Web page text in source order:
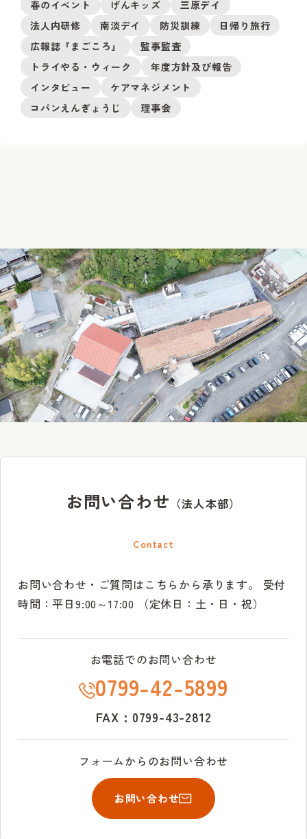
春のイベント
げんキッズ
三原デイ
法人内研修
南淡デイ 防災訓練
日帰り旅行
広報誌『まごころ』
監事監査
トライやる・ウィーク
年度方針及び報告
インタビュー
ケアマネジメント
コパンえんぎょうじ
理事会
お問い合わせ （法人本部）
Contact
お問い合わせ・ご質問はこちらから承ります。
受付
時間：平日9:00～17:00 （定休日：土・日・祝）
お電話でのお問い合わせ
0799-42-5899
FAX：0799-43-2812
フォームからのお問い合わせ
お問い合わせ